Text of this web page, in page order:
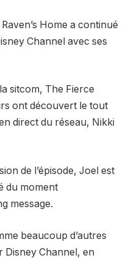
Home a continué
Channel avec ses
sitcom, The Fierce
ont découvert le tout
direct du réseau, Nikki
de l’épisode, Joel est
du moment
message.
beaucoup d’autres
Disney Channel, en